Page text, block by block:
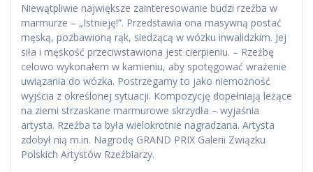
Niewątpliwie największe zainteresowanie budzi rzeźba w
marmurze – „Istnieję!”. Przedstawia ona masywną postać
męską, pozbawioną rąk, siedzącą w wózku inwalidzkim. Jej
siła i męskość przeciwstawiona jest cierpieniu. – Rzeźbę
celowo wykonałem w kamieniu, aby spotęgować wrażenie
uwiązania do wózka. Postrzegamy to jako niemożność
wyjścia z określonej sytuacji. Kompozycję dopełniają leżące
na ziemi strzaskane marmurowe skrzydła – wyjaśnia
artysta. Rzeźba ta była wielokrotnie nagradzana. Artysta
zdobył nią m.in. Nagrodę GRAND PRIX Galerii Związku
Polskich Artystów Rzeźbiarzy.